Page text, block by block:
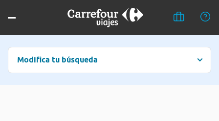
Modifica tu búsqueda